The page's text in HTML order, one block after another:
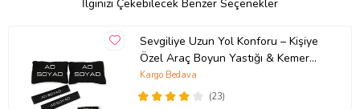
İlginizi Çekebilecek Benzer Seçenekler
Sevgiliye Uzun Yol Konforu – Kişiye
Özel Araç Boyun Yastığı & Kemer
Pedi Hediye Seti
(23)
Kargo Bedava